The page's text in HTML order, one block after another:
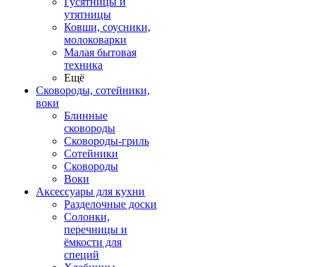
утятницы
Ковши, соусники,
молоковарки
Малая бытовая
техника
Ещё
Сковороды, сотейники,
воки
Блинные
сковороды
Сковороды-гриль
Сотейники
Сковороды
Воки
Аксессуары для кухни
Разделочные доски
Солонки,
перечницы и
ёмкости для
специй